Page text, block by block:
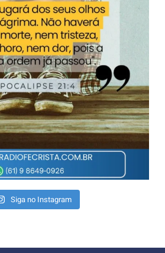
Siga no Instagram